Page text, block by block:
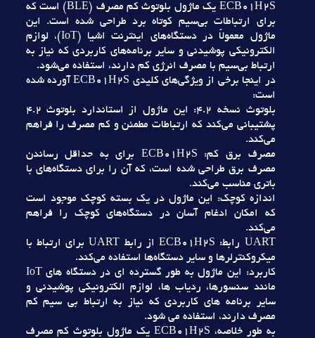
ECB01H2S يک ماژول بلوتوث کم مصرف (BLE) است که
براي ارتباطات بي‌سيم کوتاه برد طراحي شده است. اين
ماژول معمولاً در دستگاه‌هاي اينترنت اشيا (IoT)، لوازم
الکترونيکي پوشيدني و ساير برنامه‌هاي کاربردي که نياز به
ارتباط بي‌سيم با مصرف انرژي کم دارند، استفاده مي‌شود.
در اينجا برخي از ويژگي‌هاي کليدي ECB01H2S آورده شده
است:
بلوتوث نسخه 4.2: اين ماژول از استاندارد بلوتوث 4.2
پشتيباني مي‌کند که ارتباطات مطمئن و کم مصرف را فراهم
مي‌کند.
مصرف برق کم: ECB01H2S براي به حداقل رساندن
مصرف برق طراحي شده است، که آن را براي دستگاه‌هاي با
باتري مناسب مي‌کند.
اندازه کوچک: اين ماژول در يک بسته کوچک موجود است
که امکان ادغام آسان در دستگاه‌هاي کوچک را فراهم
مي‌کند.
UART رابط: ECB01H2S از رابط UART براي ارتباط با
ميکروکنترلرها و ساير دستگاه‌ها استفاده مي‌کند.
کاربرد: اين ماژول به طور گسترده اي در دستگاه هاي IoT
مانند سنسورها، ردياب ها، لوازم الکترونيکي پوشيدني و
ساير برنامه هاي کاربردي که نياز به ارتباط بي سيم کم
مصرف دارند، استفاده مي شود.
به طور خلاصه، ECB01H2S يک ماژول بلوتوث کم مصرف